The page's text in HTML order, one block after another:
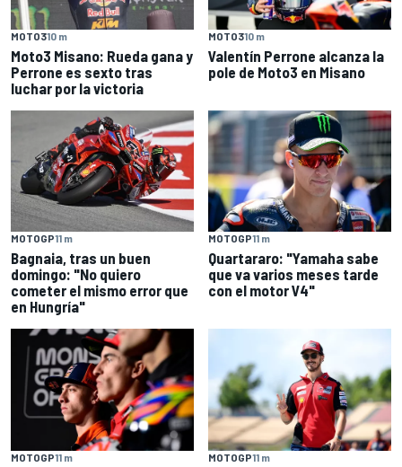
MOTO310 m
Moto3 Misano: Rueda gana y
Perrone es sexto tras
luchar por la victoria
MOTO310 m
Valentín Perrone alcanza la
pole de Moto3 en Misano
MOTOGP11 m
Bagnaia, tras un buen
domingo: "No quiero
cometer el mismo error que
en Hungría"
MOTOGP11 m
Quartararo: "Yamaha sabe
que va varios meses tarde
con el motor V4"
MOTOGP11 m MOTOGP11 m